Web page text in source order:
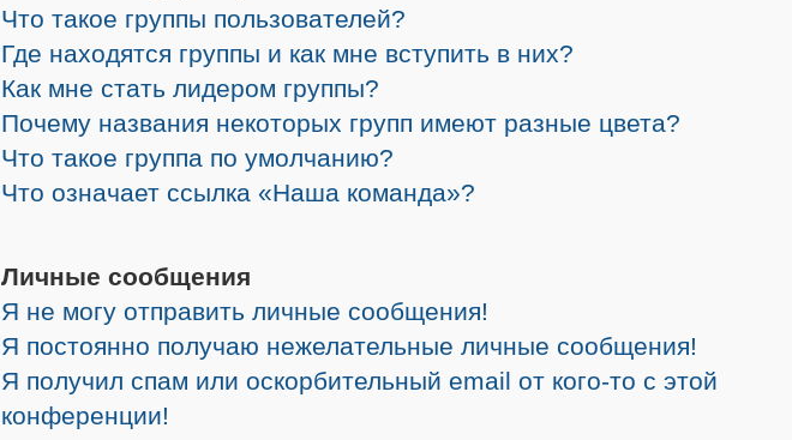
Что такое группы пользователей?
Где находятся группы и как мне вступить в них?
Как мне стать лидером группы?
Почему названия некоторых групп имеют разные цвета?
Что такое группа по умолчанию?
Что означает ссылка «Наша команда»?
Личные сообщения
Я не могу отправить личные сообщения!
Я постоянно получаю нежелательные личные сообщения!
Я получил спам или оскорбительный email от кого-то с этой
конференции!